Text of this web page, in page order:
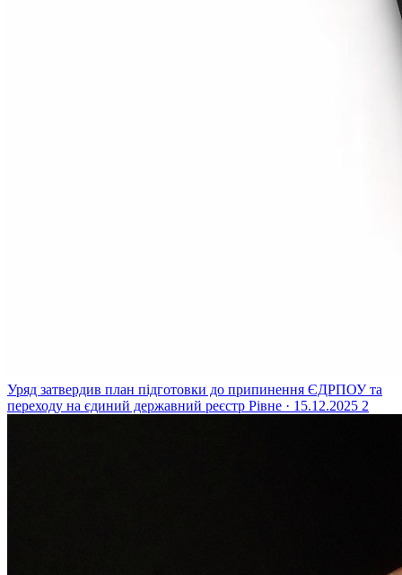
Уряд затвердив план підготовки до припинення ЄДРПОУ та
переходу на єдиний державний реєстр Рівне · 15.12.2025 2